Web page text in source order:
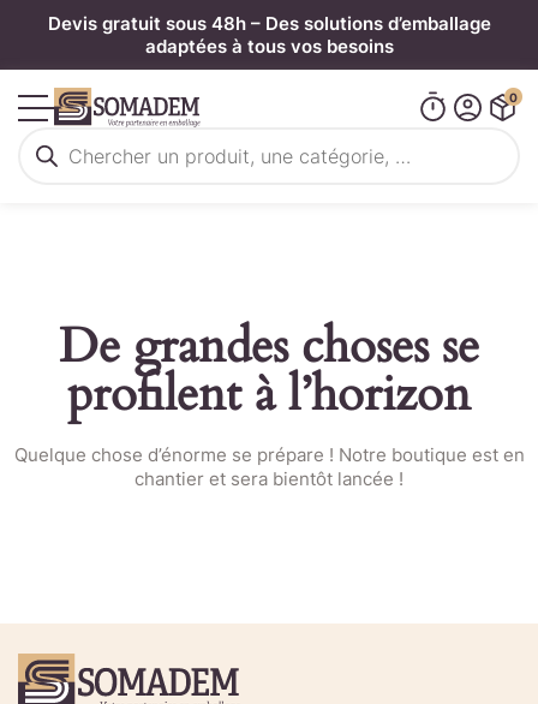
Devis gratuit sous 48h – Des solutions d’emballage
adaptées à tous vos besoins
de
0
De grandes choses se
profilent à l’horizon
Quelque chose d’énorme se prépare ! Notre boutique est en
chantier et sera bientôt lancée !
commande rapide
Panneau de gestion des cookies